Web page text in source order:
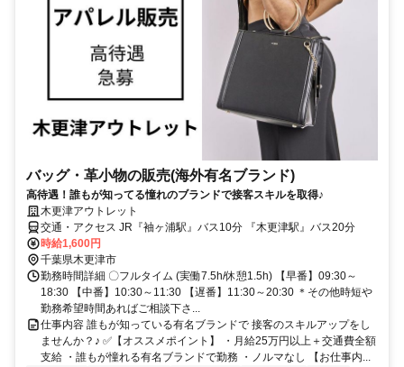
バッグ・革小物の販売(海外有名ブランド)
高待遇！誰もが知ってる憧れのブランドで接客スキルを取得♪
木更津アウトレット
交通・アクセス JR『袖ヶ浦駅』バス10分 『木更津駅』バス20分
時給1,600円
千葉県木更津市
勤務時間詳細 〇フルタイム (実働7.5h/休憩1.5h) 【早番】09:30～
18:30 【中番】10:30～11:30 【遅番】11:30～20:30 ＊その他時短や
勤務希望時間あればご相談下さ...
仕事内容 誰もが知っている有名ブランドで 接客のスキルアップをし
ませんか？♪ ✅【オススメポイント】 ・月給25万円以上＋交通費全額
支給 ・誰もが憧れる有名ブランドで勤務 ・ノルマなし 【お仕事内...